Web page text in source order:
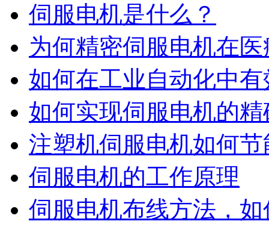
伺服电机是什么？
为何精密伺服电机在
如何在工业自动化中
如何实现伺服电机的
注塑机伺服电机如何节
伺服电机的工作原理
伺服电机布线方法，